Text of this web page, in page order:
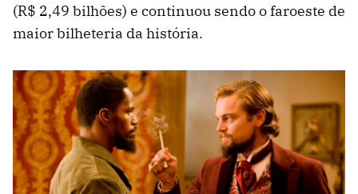
(R$ 2,49 bilhões) e continuou sendo o faroeste de
maior bilheteria da história.